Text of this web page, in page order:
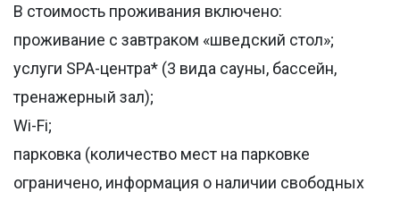
В стоимость проживания включено:
проживание с завтраком «шведский стол»;
услуги SPA-центра* (3 вида сауны, бассейн,
тренажерный зал);
Wi-Fi;
парковка (количество мест на парковке
ограничено, информация о наличии свободных